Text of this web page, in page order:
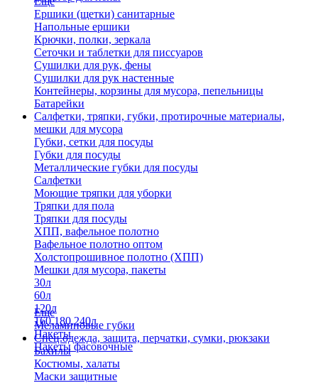
Ершики (щетки) санитарные
Напольные ершики
Крючки, полки, зеркала
Сеточки и таблетки для писсуаров
Сушилки для рук, фены
Сушилки для рук настенные
Контейнеры, корзины для мусора, пепельницы
Батарейки
Салфетки, тряпки, губки, протирочные материалы,
мешки для мусора
Губки, сетки для посуды
Губки для посуды
Металлические губки для посуды
Салфетки
Моющие тряпки для уборки
Тряпки для пола
Тряпки для посуды
ХПП, вафельное полотно
Вафельное полотно оптом
Холстопрошивное полотно (ХПП)
Мешки для мусора, пакеты
30л
60л
120л
160,180,240л
Пакеты
Пакеты фасовочные
Еще
Меламиновые губки
Спец.одежда, защита, перчатки, сумки, рюкзаки
Бахилы
Костюмы, халаты
Маски защитные